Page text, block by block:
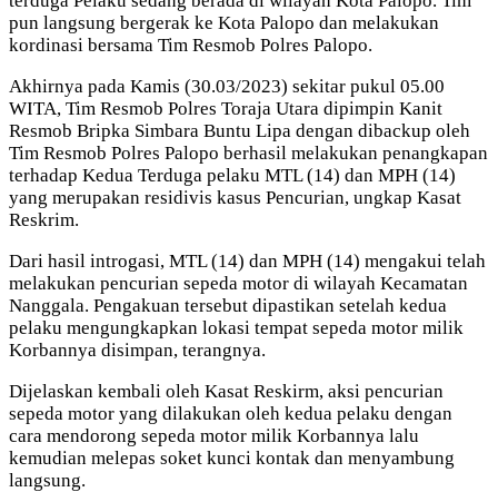
pun langsung bergerak ke Kota Palopo dan melakukan
kordinasi bersama Tim Resmob Polres Palopo.
Akhirnya pada Kamis (30.03/2023) sekitar pukul 05.00
WITA, Tim Resmob Polres Toraja Utara dipimpin Kanit
Resmob Bripka Simbara Buntu Lipa dengan dibackup oleh
Tim Resmob Polres Palopo berhasil melakukan penangkapan
terhadap Kedua Terduga pelaku MTL (14) dan MPH (14)
yang merupakan residivis kasus Pencurian, ungkap Kasat
Reskrim.
Dari hasil introgasi, MTL (14) dan MPH (14) mengakui telah
melakukan pencurian sepeda motor di wilayah Kecamatan
Nanggala. Pengakuan tersebut dipastikan setelah kedua
pelaku mengungkapkan lokasi tempat sepeda motor milik
Korbannya disimpan, terangnya.
Dijelaskan kembali oleh Kasat Reskirm, aksi pencurian
sepeda motor yang dilakukan oleh kedua pelaku dengan
cara mendorong sepeda motor milik Korbannya lalu
kemudian melepas soket kunci kontak dan menyambung
langsung.